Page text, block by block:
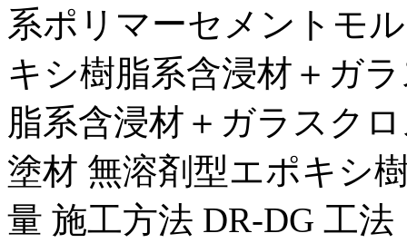
系ポリマーセメントモ
キシ樹脂系含浸材＋ガ
脂系含浸材＋ガラスク
塗材 無溶剤型エポキシ
量 施工方法 DR-DG 工